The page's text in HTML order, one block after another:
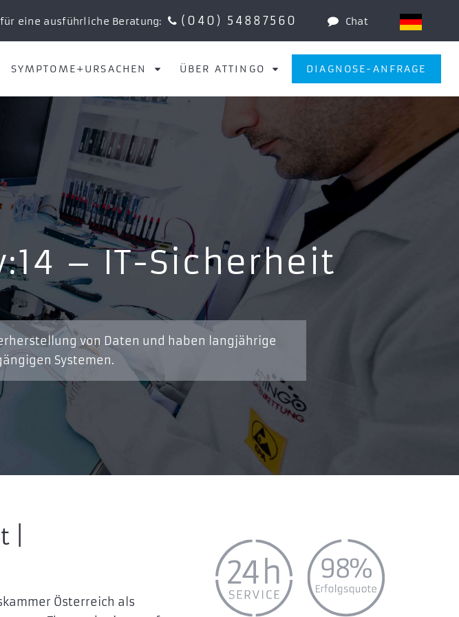
eine ausführliche Beratung: (040) 54887560 Chat
SYMPTOME+URSACHEN ÜBER ATTINGO DIAGNOSE-ANFRAGE
– IT-Sicherheit
von Daten und haben langjährige
Systemen.
Österreich als